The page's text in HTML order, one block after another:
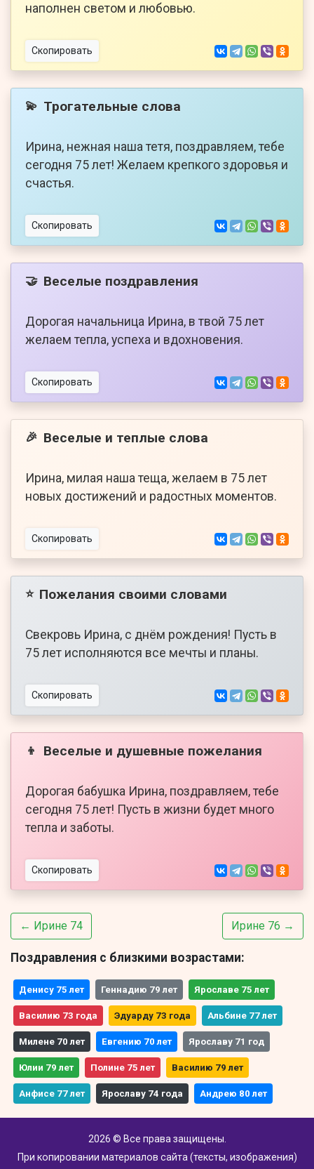
наполнен светом и любовью.
Скопировать
💫 Трогательные слова
Ирина, нежная наша тетя, поздравляем, тебе
сегодня 75 лет! Желаем крепкого здоровья и
счастья.
Скопировать
🤝 Веселые поздравления
Дорогая начальница Ирина, в твой 75 лет
желаем тепла, успеха и вдохновения.
Скопировать
🎉 Веселые и теплые слова
Ирина, милая наша теща, желаем в 75 лет
новых достижений и радостных моментов.
Скопировать
⭐ Пожелания своими словами
Свекровь Ирина, с днём рождения! Пусть в
75 лет исполняются все мечты и планы.
Скопировать
👦 Веселые и душевные пожелания
Дорогая бабушка Ирина, поздравляем, тебе
сегодня 75 лет! Пусть в жизни будет много
тепла и заботы.
Скопировать
← Ирине 74 Ирине 76 →
Поздравления с близкими возрастами:
Денису 75 лет Геннадию 79 лет Ярославе 75 лет
Василию 73 года Эдуарду 73 года Альбине 77 лет
Милене 70 лет Евгению 70 лет Ярославу 71 год
Юлии 79 лет Полине 75 лет Василию 79 лет
Анфисе 77 лет Ярославу 74 года Андрею 80 лет
2026 © Все права защищены.
При копировании материалов сайта (тексты, изображения)